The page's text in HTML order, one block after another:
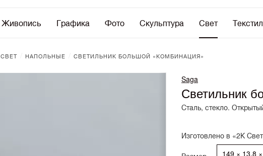
Живопись Графика Фото Скульптура Свет
СВЕТ НАПОЛЬНЫЕ СВЕТИЛЬНИК БОЛЬШОЙ «КОМБИНАЦИЯ»
Saga
Светильник
Сталь, стекло.
Изготовлено в «2К
149 × 13.8